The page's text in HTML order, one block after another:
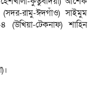
রামু-ঈদগাঁও) সাইমুম
(উখিয়া-টেকনাফ) শাহিন